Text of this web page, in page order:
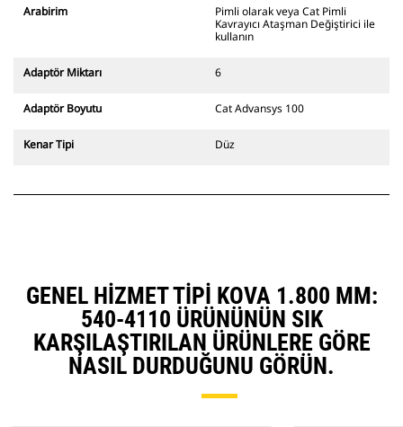
açmaya uygun genişlikte ataşman
değiştiriciler de mevcuttur.
sistemle uyumlu ataşmanlar, sabit
menteşeleri kullanır. CW Özel
takoz tarzı kilitleme sistemi
tüm paletli ve tekerlekli
Arabirim
Pimli olarak veya Cat Pimli
Kavrayıcı Ataşman Değiştirici ile
kullanın
Adaptör Miktarı 6
Adaptör Boyutu Cat Advansys 100
Kenar Tipi Düz
GENEL HIZMET TIPI KOVA 1.800 MM:
540-4110 ÜRÜNÜNÜN SIK
KARŞILAŞTIRILAN ÜRÜNLERE GÖRE
NASIL DURDUĞUNU GÖRÜN.